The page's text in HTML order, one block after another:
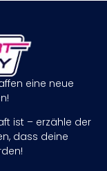
eine neue
ist – erzähle der
dass deine